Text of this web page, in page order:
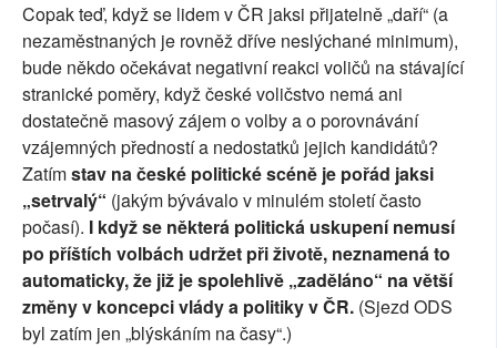
Copak teď, když se lidem v ČR jaksi přijatelně „daří“ (a
nezaměstnaných je rovněž dříve neslýchané minimum),
bude někdo očekávat negativní reakci voličů na stávající
stranické poměry, když české voličstvo nemá ani
dostatečně masový zájem o volby a o porovnávání
vzájemných předností a nedostatků jejich kandidátů?
Zatímstav na české politické scéně je pořád jaksi
„setrvalý“ (jakým bývávalo v minulém století často
počasí). I když se některá politická uskupení nemusí
po příštích volbách udržet při životě, neznamená to
automaticky, že již je spolehlivě „zaděláno“ na větší
změny v koncepci vlády a politiky v ČR. (Sjezd ODS
byl zatím jen „blýskáním na časy“.)